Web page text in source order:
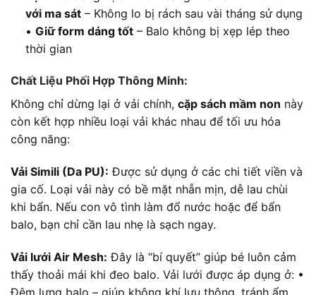
với ma sát– Không lo bị rách sau vài tháng sử dụng
• Giữ form dáng tốt– Balo không bị xẹp lép theo
thời gian
Chất Liệu Phối Hợp Thông Minh:
Không chỉ dừng lại ở vải chính, cặp sách mầm non này
còn kết hợp nhiều loại vải khác nhau để tối ưu hóa
công năng:
Vải Simili (Da PU): Được sử dụng ở các chi tiết viền và
gia cố. Loại vải này có bề mặt nhẵn mịn, dễ lau chùi
khi bẩn. Nếu con vô tình làm đổ nước hoặc để bẩn
balo, bạn chỉ cần lau nhẹ là sạch ngay.
Vải lưới Air Mesh: Đây là “bí quyết” giúp bé luôn cảm
thấy thoải mái khi đeo balo. Vải lưới được áp dụng ở: •